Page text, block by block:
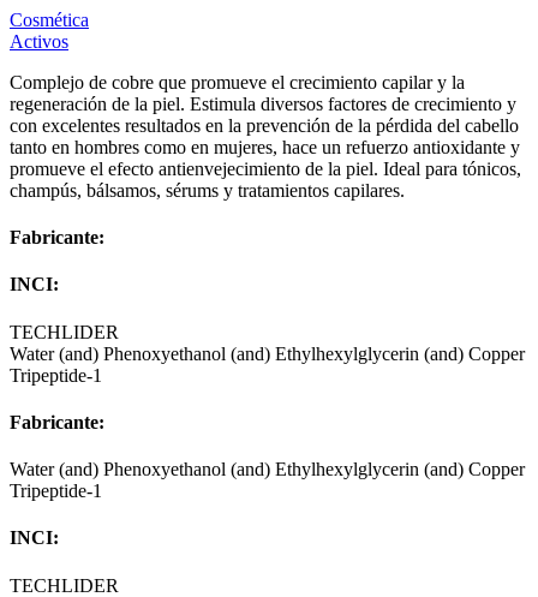
Cosmética
Activos
Complejo de cobre que promueve el crecimiento capilar y la
regeneración de la piel. Estimula diversos factores de crecimiento y
con excelentes resultados en la prevención de la pérdida del cabello
tanto en hombres como en mujeres, hace un refuerzo antioxidante y
promueve el efecto antienvejecimiento de la piel. Ideal para tónicos,
champús, bálsamos, sérums y tratamientos capilares.
Fabricante:
INCI:
TECHLIDER
Water (and) Phenoxyethanol (and) Ethylhexylglycerin (and) Copper
Tripeptide-1
Fabricante:
Water (and) Phenoxyethanol (and) Ethylhexylglycerin (and) Copper
Tripeptide-1
INCI:
TECHLIDER